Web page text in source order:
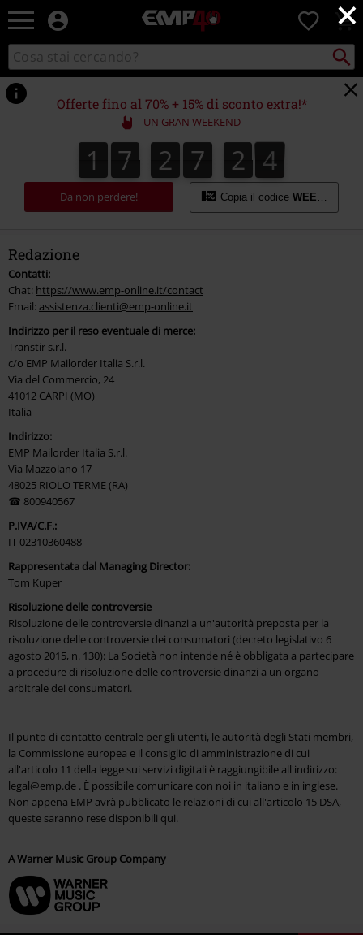
×
EMP
Musica,
Serie
TV
&
Videogame
merch
Abbigliamento
Alternativo
0
Cerca
nel
catalogo
Cerca
Punto
di
ritiro
Offerte fino al 70% + 15% di sconto extra!*
UN GRAN WEEKEND
1
1 7
7 2
2 7
7 2
2 3
4
3
5
4
Da non perdere! Copia il codice WEEKEND
Redazione
Contatti:
Chat: https://www.emp-online.it/contact
Email: assistenza.clienti@emp-online.it
Indirizzo per il reso eventuale di merce:
Transtir s.r.l.
c/o EMP Mailorder Italia S.r.l.
Via del Commercio, 24
41012 CARPI (MO)
Italia
Indirizzo:
EMP Mailorder Italia S.r.l.
Via Mazzolano 17
48025 RIOLO TERME (RA)
☎ 800940567
P.IVA/C.F.:
IT 02310360488
Rappresentata dal Managing Director:
Tom Kuper
Risoluzione delle controversie
Risoluzione delle controversie dinanzi a un'autorità preposta per la
risoluzione delle controversie dei consumatori (decreto legislativo 6
agosto 2015, n. 130): La Società non intende né è obbligata a partecipare
a procedure di risoluzione delle controversie dinanzi a un organo
arbitrale dei consumatori.
Il punto di contatto centrale per gli utenti, le autorità degli Stati membri,
la Commissione europea e il consiglio di amministrazione di cui
all'articolo 11 della legge sui servizi digitali è raggiungibile all'indirizzo:
legal@emp.de . È possibile comunicare con noi in italiano e in inglese.
Non appena EMP avrà pubblicato le relazioni di cui all'articolo 15 DSA,
queste saranno rese disponibili qui.
A Warner Music Group Company